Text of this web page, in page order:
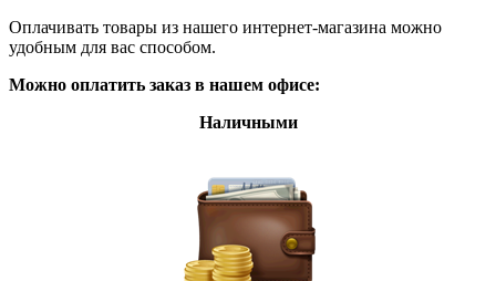
Оплачивать товары из нашего интернет-магазина можно
удобным для вас способом.
Можно оплатить заказ в нашем офисе:
Наличными